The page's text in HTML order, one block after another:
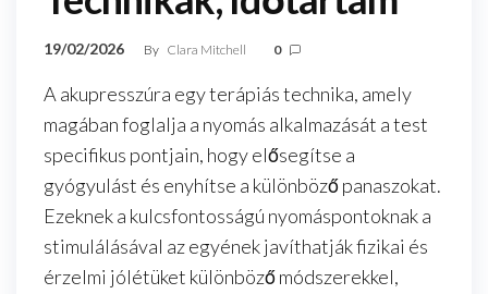
19/02/2026 By Clara Mitchell 0
A akupresszúra egy terápiás technika, amely
magában foglalja a nyomás alkalmazását a test
specifikus pontjain, hogy elősegítse a
gyógyulást és enyhítse a különböző panaszokat.
Ezeknek a kulcsfontosságú nyomáspontoknak a
stimulálásával az egyének javíthatják fizikai és
érzelmi jólétüket különböző módszerekkel,